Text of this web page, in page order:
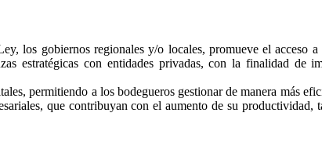
los gobiernos regionales y/o locales, promueve el acceso
estratégicas con entidades privadas, con la finalidad de
permitiendo a los bodegueros gestionar de manera más
que contribuyan con el aumento de su